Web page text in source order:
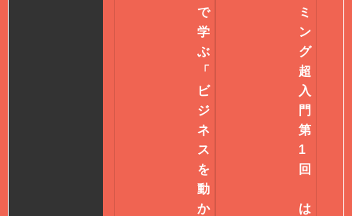
で
学
ぶ
「
ビ
ジ
ネ
ス
を
動
か
ミ
ン
グ
超
入
門
第
1
回
は